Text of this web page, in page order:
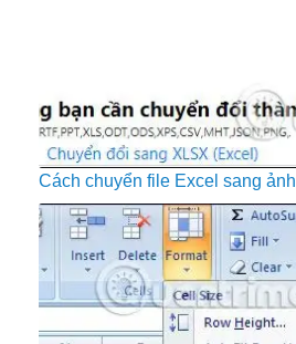
Cách chuyển file Excel sang ảnh